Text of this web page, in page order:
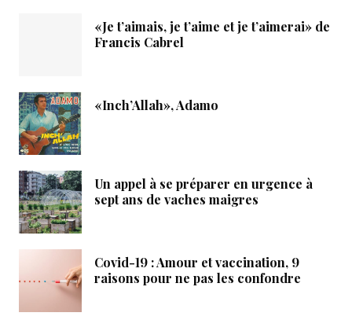
«Je t’aimais, je t’aime et je t’aimerai» de
Francis Cabrel
«Inch’Allah», Adamo
Un appel à se préparer en urgence à
sept ans de vaches maigres
Covid-19 : Amour et vaccination, 9
raisons pour ne pas les confondre